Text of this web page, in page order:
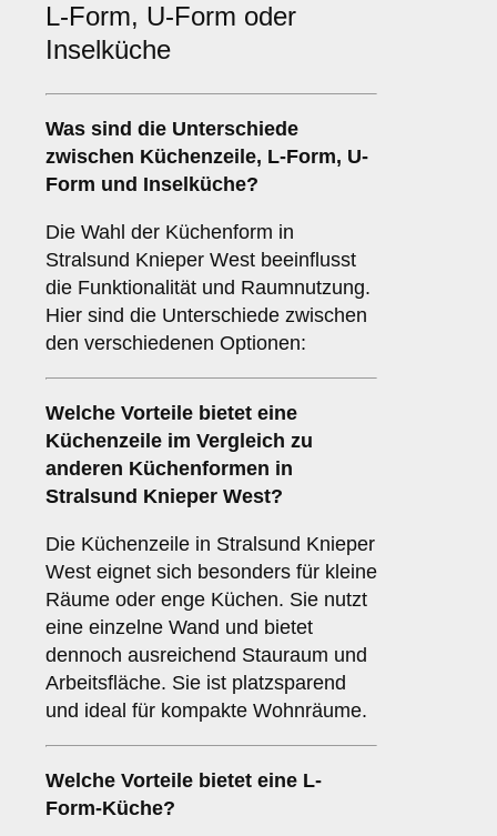
L-Form, U-Form oder
Inselküche
Was sind die Unterschiede
zwischen Küchenzeile, L-Form, U-
Form und Inselküche?
Die Wahl der Küchenform in
Stralsund Knieper West beeinflusst
die Funktionalität und Raumnutzung.
Hier sind die Unterschiede zwischen
den verschiedenen Optionen:
Welche Vorteile bietet eine
Küchenzeile im Vergleich zu
anderen Küchenformen in
Stralsund Knieper West?
Die Küchenzeile in Stralsund Knieper
West eignet sich besonders für kleine
Räume oder enge Küchen. Sie nutzt
eine einzelne Wand und bietet
dennoch ausreichend Stauraum und
Arbeitsfläche. Sie ist platzsparend
und ideal für kompakte Wohnräume.
Welche Vorteile bietet eine L-
Form-Küche?